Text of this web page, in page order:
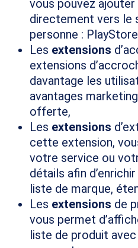
vous pouvez ajouter
directement vers le
personne :
Les extensions
extensions
davantage les
avantages
offerte,
Les extensions
cette extension,
votre service ou
détails afin
liste de marque,
Les extensions de
vous permet
liste de produit